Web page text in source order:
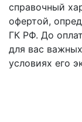
справочный
офертой,
ГК РФ. До
для вас
условиях его